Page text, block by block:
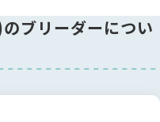
ブリーダーについ